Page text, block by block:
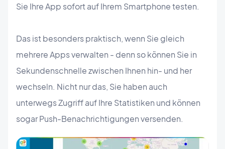
Sie Ihre App sofort auf Ihrem Smartphone testen.
Das ist besonders praktisch, wenn Sie gleich
mehrere Apps verwalten - denn so können Sie in
Sekundenschnelle zwischen Ihnen hin- und her
wechseln. Nicht nur das, Sie haben auch
unterwegs Zugriff auf Ihre Statistiken und können
sogar Push-Benachrichtigungen versenden.